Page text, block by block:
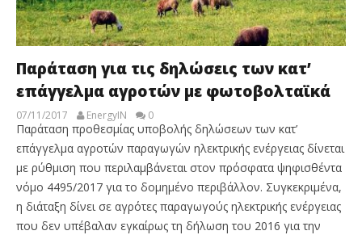
Παράταση για τις δηλώσεις των κατ’
επάγγελμα αγροτών με φωτοβολταϊκά
07/11/2017 EnergyIN 0
Παράταση προθεσμίας υποβολής δηλώσεων των κατ’
επάγγελμα αγροτών παραγωγών ηλεκτρικής ενέργειας δίνεται
με ρύθμιση που περιλαμβάνεται στον πρόσφατα ψηφισθέντα
νόμο 4495/2017 για το δομημένο περιβάλλον. Συγκεκριμένα,
η διάταξη δίνει σε αγρότες παραγωγούς ηλεκτρικής ενέργειας
που δεν υπέβαλαν εγκαίρως τη δήλωση του 2016 για την